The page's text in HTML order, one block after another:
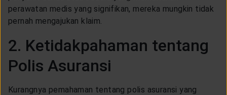
perawatan medis yang signifikan, mereka mungkin tidak
pernah mengajukan klaim.
2. Ketidakpahaman tentang
Polis Asuransi
Kurangnya pemahaman tentang polis asuransi yang
KEAGENAN